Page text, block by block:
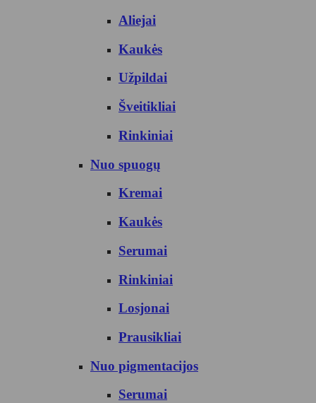
Aliejai
Kaukės
Užpildai
Šveitikliai
Rinkiniai
Nuo spuogų
Kremai
Kaukės
Serumai
Rinkiniai
Losjonai
Prausikliai
Nuo pigmentacijos
Serumai